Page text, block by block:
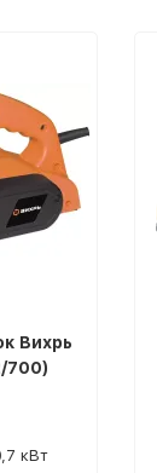
Вихрь
700)
кВт